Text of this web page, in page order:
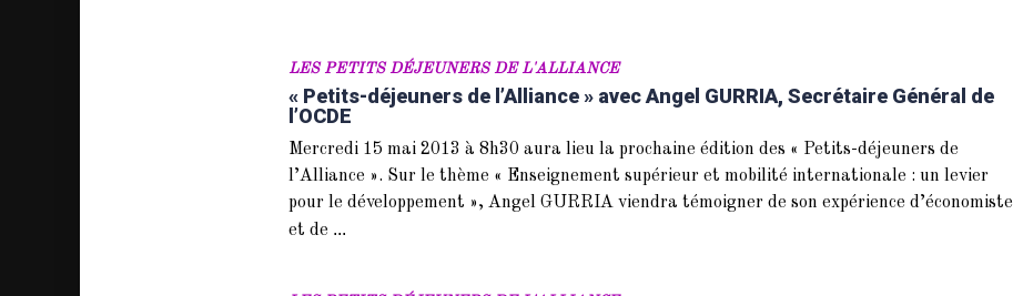
LES PETITS DÉJEUNERS DE L'ALLIANCE
« Petits-déjeuners de l’Alliance » avec Angel GURRIA, Secrétaire Général de
l’OCDE
Mercredi 15 mai 2013 à 8h30 aura lieu la prochaine édition des « Petits-déjeuners de
l’Alliance ». Sur le thème « Enseignement supérieur et mobilité internationale : un levier
pour le développement », Angel GURRIA viendra témoigner de son expérience d’économiste
et de ...